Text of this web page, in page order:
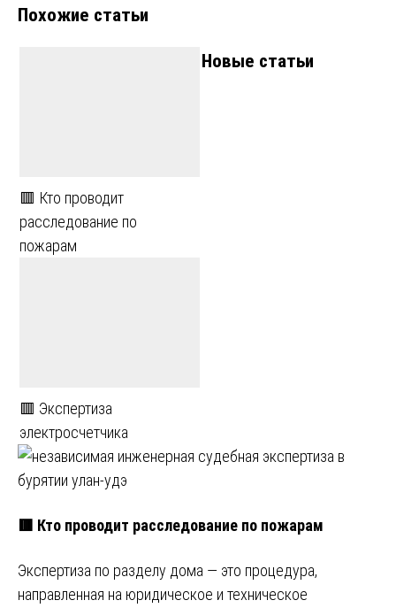
Похожие статьи
🟥 Кто проводит
расследование по
пожарам
🟥 Экспертиза
электросчетчика
Новые статьи
🟥 Кто проводит расследование по пожарам
Экспертиза по разделу дома — это процедура,
направленная на юридическое и техническое